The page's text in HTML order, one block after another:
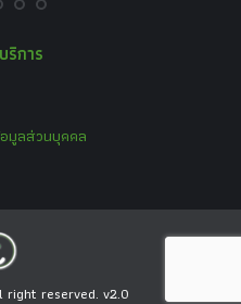
ริการ
อมูลส่วนบุคคล
right reserved. v2.0